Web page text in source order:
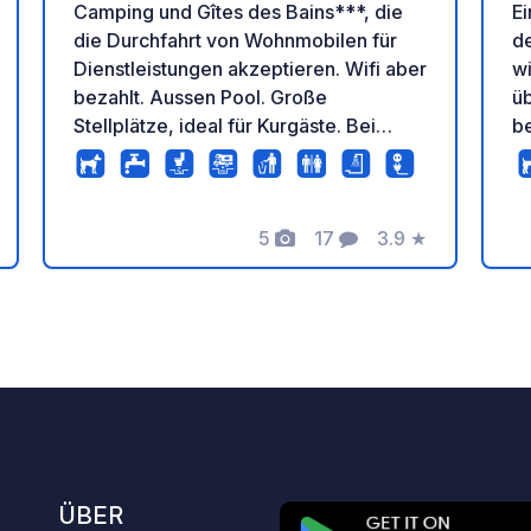
Camping und Gîtes des Bains***, die
die Durchfahrt von Wohnmobilen für
Dienstleistungen akzeptieren. Wifi aber
bezahlt. Aussen Pool. Große
Stellplätze, ideal für Kurgäste. Bei
Vorlage von park4night wird eine
Ermäßigung gewährt
5
Fotos
17
Kommentare
3.9
Bewertung
★
ÜBER